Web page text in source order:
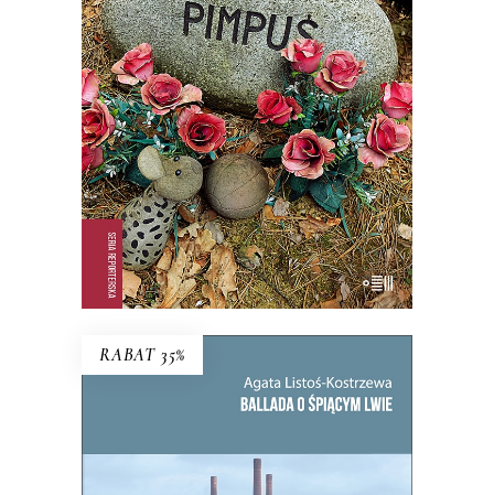
E-BOOK DO KOSZYKA
PREMIERA: 22 PAŹDZIERNIKA 2025
54.99zł 35.74zł
KSIĄŻKA DO KOSZYKA
RABAT 35%
BALLADA O ŚPIĄCYM LWIE